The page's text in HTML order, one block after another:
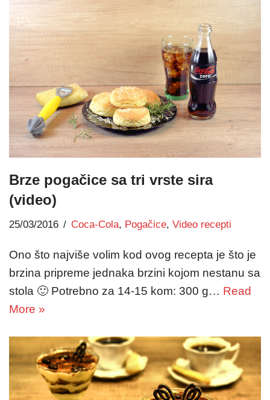
Brze pogačice sa tri vrste sira
(video)
25/03/2016 Coca-Cola, Pogačice, Video recepti
Ono što najviše volim kod ovog recepta je što je
brzina pripreme jednaka brzini kojom nestanu sa
stola 🙂 Potrebno za 14-15 kom: 300 g… Read
More »